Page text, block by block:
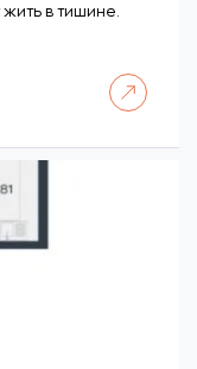
в тишине.